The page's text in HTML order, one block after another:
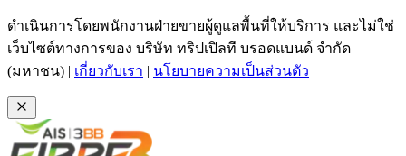
ข้ามไปเนื้อหาหลัก
ดำเนินการโดยพนักงานฝ่ายขายผู้ดูแลพื้นที่ให้บริการ และไม่ใช่
เว็บไซต์ทางการของ บริษัท ทริปเปิลที บรอดแบนด์ จำกัด
(มหาชน) | เกี่ยวกับเรา | นโยบายความเป็นส่วนตัว